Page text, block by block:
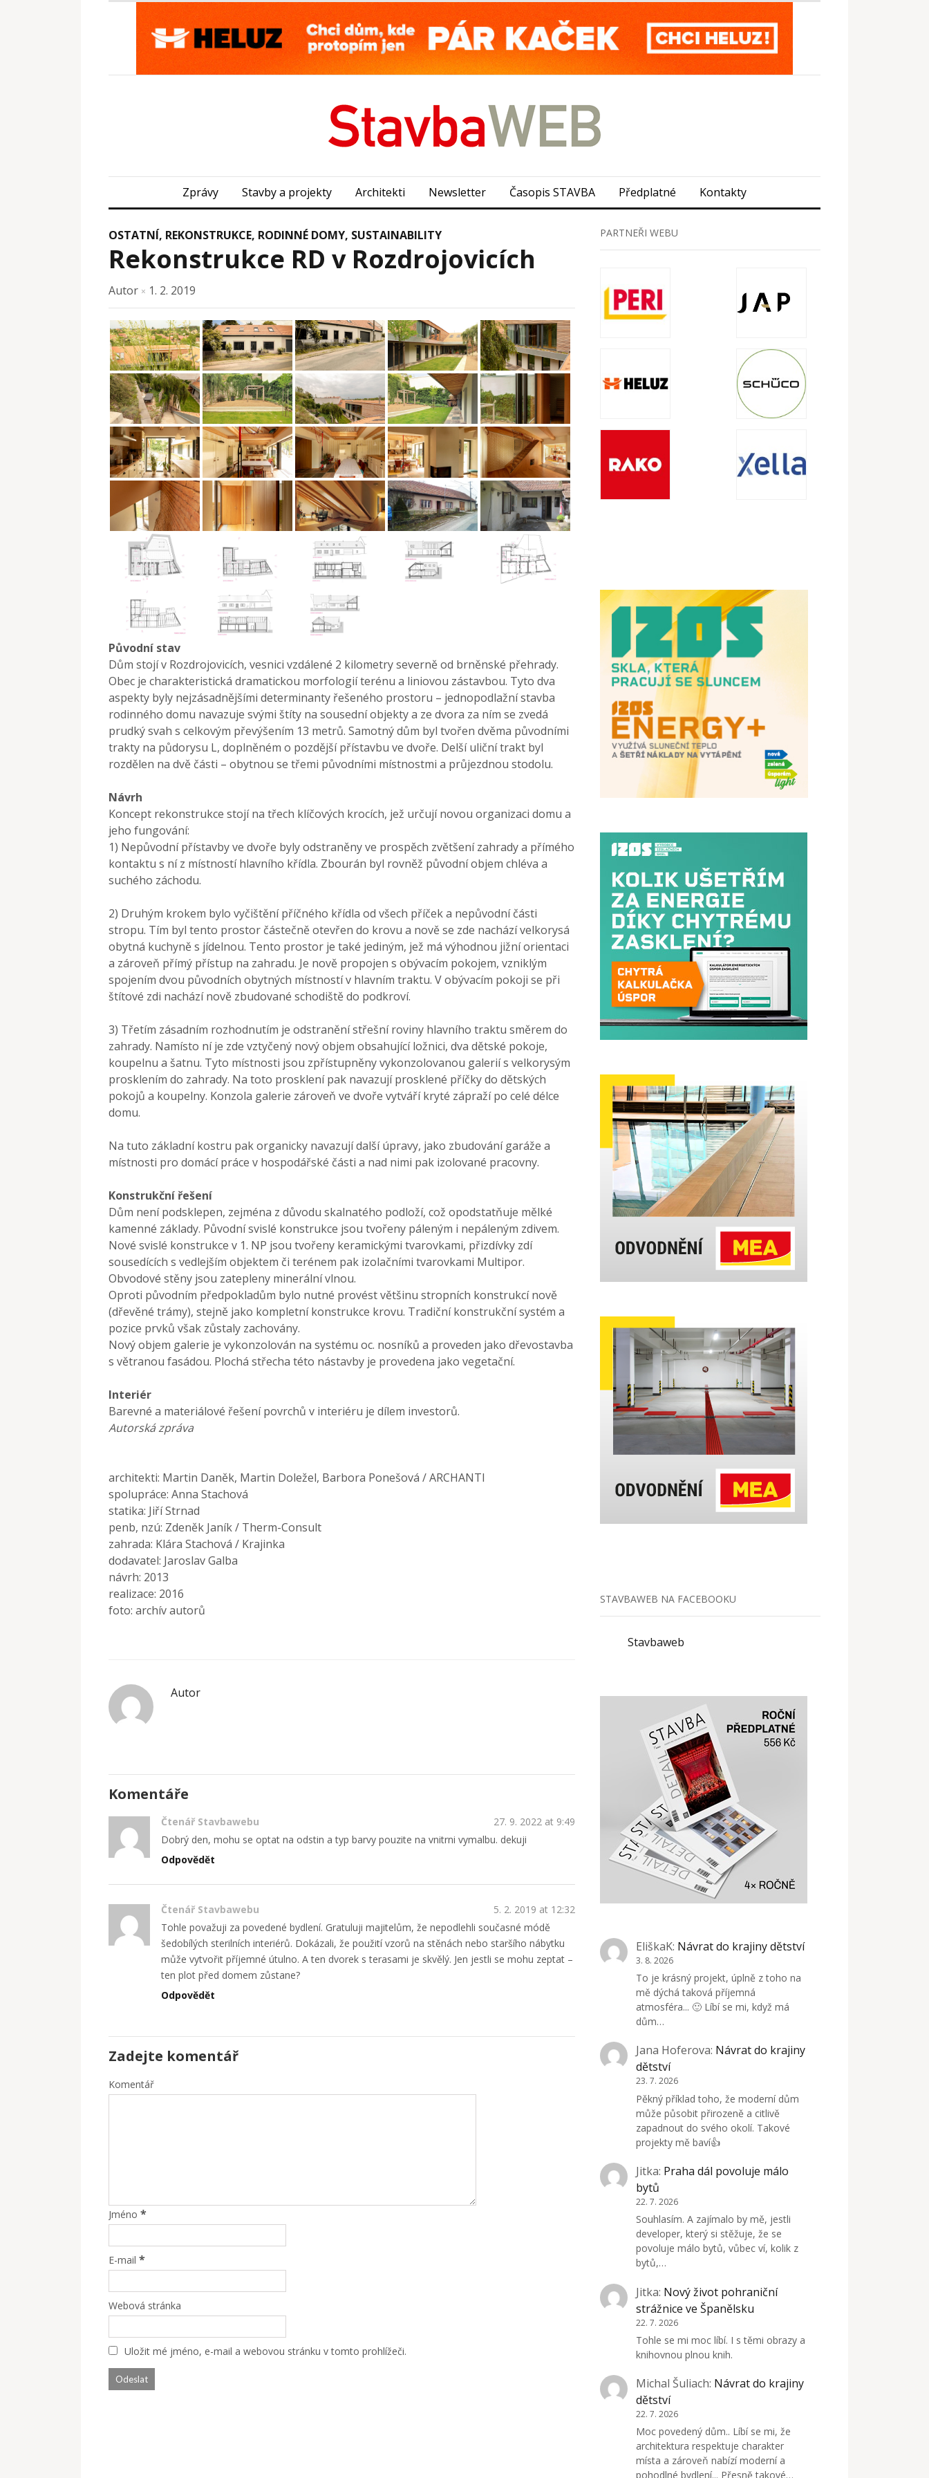
Zprávy Stavby a projekty Architekti Newsletter Časopis STAVBA Předplatné Kontakty
OSTATNÍ, REKONSTRUKCE, RODINNÉ DOMY, SUSTAINABILITY
Rekonstrukce RD v Rozdrojovicích
Autor × 1. 2. 2019
Původní stav
Dům stojí v Rozdrojovicích, vesnici vzdálené 2 kilometry severně od brněnské přehrady.
Obec je charakteristická dramatickou morfologií terénu a liniovou zástavbou. Tyto dva
aspekty byly nejzásadnějšími determinanty řešeného prostoru – jednopodlažní stavba
rodinného domu navazuje svými štíty na sousední objekty a ze dvora za ním se zvedá
prudký svah s celkovým převýšením 13 metrů. Samotný dům byl tvořen dvěma původními
trakty na půdorysu L, doplněném o pozdější přístavbu ve dvoře. Delší uliční trakt byl
rozdělen na dvě části – obytnou se třemi původními místnostmi a průjezdnou stodolu.
Návrh
Koncept rekonstrukce stojí na třech klíčových krocích, jež určují novou organizaci domu a
jeho fungování:
1) Nepůvodní přístavby ve dvoře byly odstraněny ve prospěch zvětšení zahrady a přímého
kontaktu s ní z místností hlavního křídla. Zbourán byl rovněž původní objem chléva a
suchého záchodu.
2) Druhým krokem bylo vyčištění příčného křídla od všech příček a nepůvodní části
stropu. Tím byl tento prostor částečně otevřen do krovu a nově se zde nachází velkorysá
obytná kuchyně s jídelnou. Tento prostor je také jediným, jež má výhodnou jižní orientaci
a zároveň přímý přístup na zahradu. Je nově propojen s obývacím pokojem, vzniklým
spojením dvou původních obytných místností v hlavním traktu. V obývacím pokoji se při
štítové zdi nachází nově zbudované schodiště do podkroví.
3) Třetím zásadním rozhodnutím je odstranění střešní roviny hlavního traktu směrem do
zahrady. Namísto ní je zde vztyčený nový objem obsahující ložnici, dva dětské pokoje,
koupelnu a šatnu. Tyto místnosti jsou zpřístupněny vykonzolovanou galerií s velkorysým
prosklením do zahrady. Na toto prosklení pak navazují prosklené příčky do dětských
pokojů a koupelny. Konzola galerie zároveň ve dvoře vytváří kryté zápraží po celé délce
domu.
Na tuto základní kostru pak organicky navazují další úpravy, jako zbudování garáže a
místnosti pro domácí práce v hospodářské části a nad nimi pak izolované pracovny.
Konstrukční řešení
Dům není podsklepen, zejména z důvodu skalnatého podloží, což opodstatňuje mělké
kamenné základy. Původní svislé konstrukce jsou tvořeny páleným i nepáleným zdivem.
Nové svislé konstrukce v 1. NP jsou tvořeny keramickými tvarovkami, přizdívky zdí
sousedících s vedlejším objektem či terénem pak izolačními tvarovkami Multipor.
Obvodové stěny jsou zatepleny minerální vlnou.
Oproti původním předpokladům bylo nutné provést většinu stropních konstrukcí nově
(dřevěné trámy), stejně jako kompletní konstrukce krovu. Tradiční konstrukční systém a
pozice prvků však zůstaly zachovány.
Nový objem galerie je vykonzolován na systému oc. nosníků a proveden jako dřevostavba
s větranou fasádou. Plochá střecha této nástavby je provedena jako vegetační.
Interiér
Barevné a materiálové řešení povrchů v interiéru je dílem investorů.
Autorská zpráva
architekti: Martin Daněk, Martin Doležel, Barbora Ponešová / ARCHANTI
spolupráce: Anna Stachová
statika: Jiří Strnad
penb, nzú: Zdeněk Janík / Therm-Consult
zahrada: Klára Stachová / Krajinka
dodavatel: Jaroslav Galba
návrh: 2013
realizace: 2016
foto: archív autorů
Autor
Komentáře
Čtenář Stavbawebu
27. 9. 2022 at 9:49
Dobrý den, mohu se optat na odstin a typ barvy pouzite na vnitrni vymalbu. dekuji
Odpovědět
Čtenář Stavbawebu
5. 2. 2019 at 12:32
Tohle považuji za povedené bydlení. Gratuluji majitelům, že nepodlehli současné módě
šedobílých sterilních interiérů. Dokázali, že použití vzorů na stěnách nebo staršího nábytku
může vytvořit příjemné útulno. A ten dvorek s terasami je skvělý. Jen jestli se mohu zeptat –
ten plot před domem zůstane?
Odpovědět
Zadejte komentář
Komentář
Jméno *
E-mail *
Webová stránka
Uložit mé jméno, e-mail a webovou stránku v tomto prohlížeči.
PARTNEŘI WEBU
STAVBAWEB NA FACEBOOKU
Stavbaweb
EliškaK: Návrat do krajiny dětství
3. 8. 2026
To je krásný projekt, úplně z toho na
mě dýchá taková příjemná
atmosféra... 🙂 Líbí se mi, když má
dům…
Jana Hoferova: Návrat do krajiny
dětství
23. 7. 2026
Pěkný příklad toho, že moderní dům
může působit přirozeně a citlivě
zapadnout do svého okolí. Takové
projekty mě baví👍
Jitka: Praha dál povoluje málo
bytů
22. 7. 2026
Souhlasím. A zajímalo by mě, jestli
developer, který si stěžuje, že se
povoluje málo bytů, vůbec ví, kolik z
bytů,…
Jitka: Nový život pohraniční
strážnice ve Španělsku
22. 7. 2026
Tohle se mi moc líbí. I s těmi obrazy a
knihovnou plnou knih.
Michal Šuliach: Návrat do krajiny
dětství
22. 7. 2026
Moc povedený dům.. Líbí se mi, že
architektura respektuje charakter
místa a zároveň nabízí moderní a
pohodlné bydlení... Přesně takové…